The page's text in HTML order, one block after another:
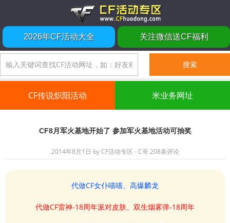
2026年CF活动大全 关注微信送CF福利
CF传说炽阳活动 米业务网址
CF8月军火基地开始了 参加军火基地活动可抽奖
2014年8月1日 byCF活动专区 - C哥 208条评论
代做CF女仆喵喵、高爆麟龙
代做CF雷神-18周年派对皮肤、双生烟雾弹-18周年